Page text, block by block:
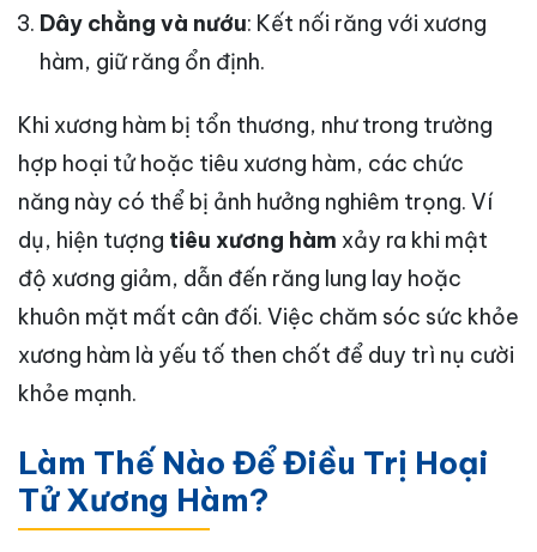
Dây chằng và nướu: Kết nối răng với xương
hàm, giữ răng ổn định.
Khi xương hàm bị tổn thương, như trong trường
hợp hoại tử hoặc tiêu xương hàm, các chức
năng này có thể bị ảnh hưởng nghiêm trọng. Ví
dụ, hiện tượng tiêu xương hàm xảy ra khi mật
độ xương giảm, dẫn đến răng lung lay hoặc
khuôn mặt mất cân đối. Việc chăm sóc sức khỏe
xương hàm là yếu tố then chốt để duy trì nụ cười
khỏe mạnh.
Làm Thế Nào Để Điều Trị Hoại
Tử Xương Hàm?